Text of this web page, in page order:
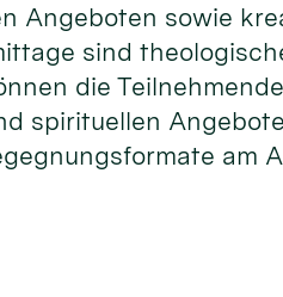
Angeboten sowie
sind
die
spirituellen
am